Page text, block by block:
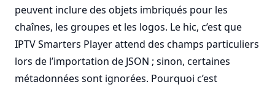
peuvent inclure des objets imbriqués pour les
chaînes, les groupes et les logos. Le hic, c’est que
IPTV Smarters Player attend des champs particuliers
lors de l’importation de JSON ; sinon, certaines
métadonnées sont ignorées. Pourquoi c’est